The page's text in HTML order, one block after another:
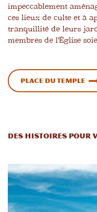
impeccablement
ces lieux de culte et à
tranquillité de leurs
membres de l'Église
Place du Temple
DES HISTOIRES POUR